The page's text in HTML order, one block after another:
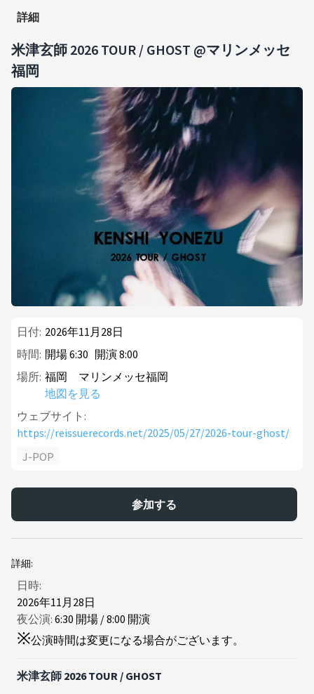
詳細
米津玄師 2026 TOUR / GHOST @マリンメッセ
福岡
日付: 2026年11月28日
時間: 開場6:30 開演8:00
場所: 福岡 マリンメッセ福岡
地図を見る
ウェブサイト:
https://reissuerecords.net/2025/05/27/2026-tour-ghost/
J-POP
参加する
詳細:
日時:
2026年11月28日
夜公演: 6:30 開場 /8:00 開演
※公演時間は変更になる場合がございます。
米津玄師 2026 TOUR / GHOST